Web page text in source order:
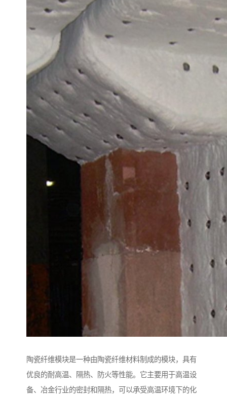
陶瓷纤维模块是一种由陶瓷纤维材料制成的模块，具有
优良的耐高温、隔热、防火等性能。它主要用于高温设
备、冶金行业的密封和隔热，可以承受高温环境下的化